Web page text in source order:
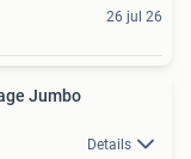
26 jul 26
Jumbo
Details